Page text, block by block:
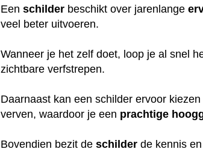
Eenschilder beschikt over jarenlange
veel beter uitvoeren.
Wanneer je het zelf doet, loop je al snel
zichtbare verfstrepen.
Daarnaast kan een schilder ervoor
verven, waardoor je een prachtige
Bovendien bezit deschilder de kennis